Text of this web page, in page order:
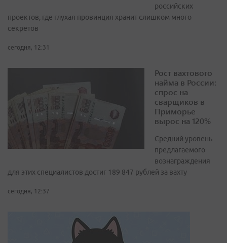
российских
проектов, где глухая провинция хранит слишком много
секретов
сегодня, 12:31
Рост вахтового
найма в России:
спрос на
сварщиков в
Приморье
вырос на 120%
Средний уровень
предлагаемого
вознаграждения
для этих специалистов достиг 189 847 рублей за вахту
сегодня, 12:37